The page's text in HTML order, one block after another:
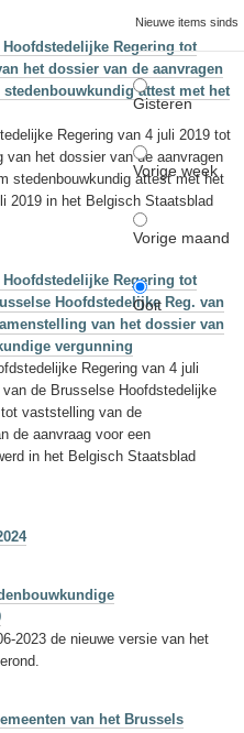
Nieuwe items sinds
Gisteren
Vorige week
Vorige maand
Ooit
Regering tot
het dossier van de aanvragen
attest met het
Regering van 4 juli 2019 tot
het dossier van de aanvragen
stedenbouwkundig attest met het
2019 in het Belgisch Staatsblad
Regering tot
Hoofdstedelijke Reg. van
van het dossier van
vergunning
Regering van 4 juli
de Brusselse Hoofdstedelijke
vaststelling van de
de aanvraag voor een
in het Belgisch Staatsblad
2023 de nieuwe versie van het
van het Brussels